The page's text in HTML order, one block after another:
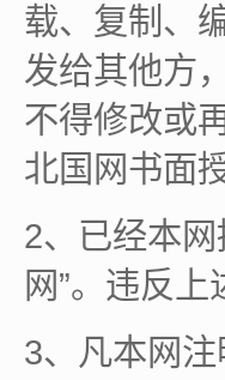
载、复制、
发给其他方
不得修改或
北国网书面
2、已经本
网”。违反
3、凡本网